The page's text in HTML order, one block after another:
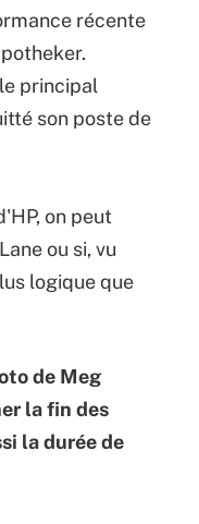
récente
principal
son poste de
on peut
ou si, vu
logique que
de Meg
la fin des
la durée de